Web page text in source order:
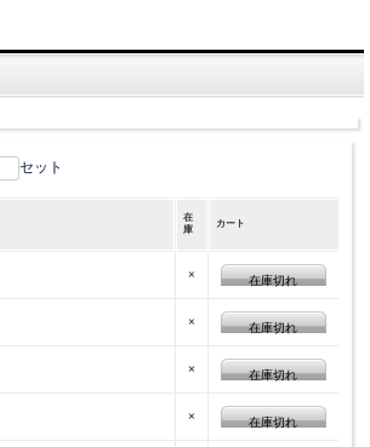
セット
在
庫
カート
× 在庫切れ
× 在庫切れ
× 在庫切れ
× 在庫切れ